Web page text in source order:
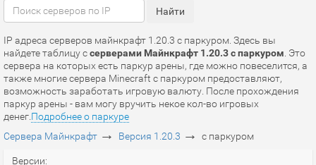
IP адреса серверов майнкрафт 1.20.3 с паркуром. Здесь вы
найдете таблицу ссерверами Майнкрафт 1.20.3 с паркуром . Это
сервера на которых есть паркур арены, где можно повеселится, а
также многие сервера Minecraft с паркуром предоставляют,
возможность заработать игровую валюту. После прохождения
паркур арены - вам могу вручить некое кол-во игровых
денег. Подробнее о паркуре
Сервера Майнкрафт → Версия 1.20.3 → с паркуром
Версии: